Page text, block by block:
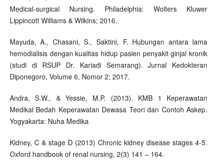
Medical-surgical Nursing. Philadelphia: Wolters Kluwer
Lippincott Williams & Wilkins; 2016.
Mayuda, A., Chasani, S., Saktini, F. Hubungan antara lama
hemodialisis dengan kualitas hidup pasien penyakit ginjal kronik
(studi di RSUP Dr. Kariadi Semarang). Jurnal Kedokteran
Diponegoro, Volume 6, Nomor 2; 2017.
Andra, S.W., & Yessie, M.P. (2013). KMB 1 Keperawatan
Medikal Bedah Keperawatan Dewasa Teori dan Contoh Askep.
Yogyakarta: Nuha Medika
Kidney, C & stage D (2013) Chronic kidney disease stages 4-5.
Oxford handbook of renal nursing, 2(3) 141 – 164.